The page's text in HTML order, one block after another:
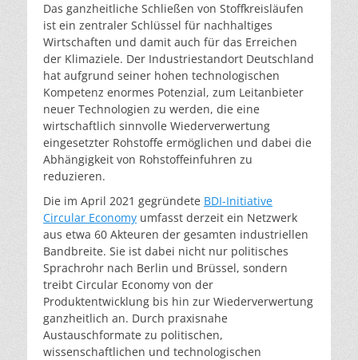
Das ganzheitliche Schließen von Stoffkreisläufen
ist ein zentraler Schlüssel für nachhaltiges
Wirtschaften und damit auch für das Erreichen
der Klimaziele. Der Industriestandort Deutschland
hat aufgrund seiner hohen technologischen
Kompetenz enormes Potenzial, zum Leitanbieter
neuer Technologien zu werden, die eine
wirtschaftlich sinnvolle Wiederverwertung
eingesetzter Rohstoffe ermöglichen und dabei die
Abhängigkeit von Rohstoffeinfuhren zu
reduzieren.
Die im April 2021 gegründete BDI-Initiative
Circular Economy umfasst derzeit ein Netzwerk
aus etwa 60 Akteuren der gesamten industriellen
Bandbreite. Sie ist dabei nicht nur politisches
Sprachrohr nach Berlin und Brüssel, sondern
treibt Circular Economy von der
Produktentwicklung bis hin zur Wiederverwertung
ganzheitlich an. Durch praxisnahe
Austauschformate zu politischen,
wissenschaftlichen und technologischen